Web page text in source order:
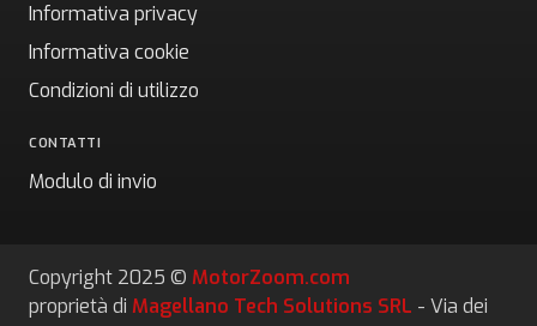
Informativa privacy
Informativa cookie
Condizioni di utilizzo
CONTATTI
Modulo di invio
Copyright 2025 © MotorZoom.com
proprietà di Magellano Tech Solutions SRL - Via dei